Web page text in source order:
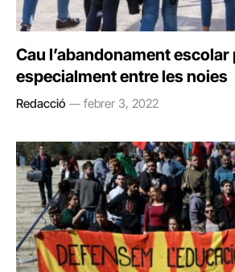
Cau l’abandonament
especialment entre les noies
Redacció febrer 3, 2022